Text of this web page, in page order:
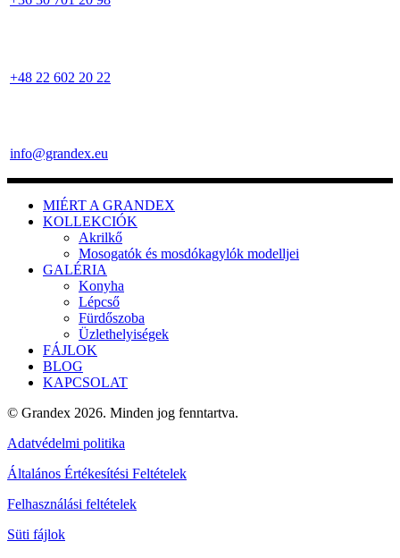
+48 22 602 20 22
info@grandex.eu
MIÉRT A GRANDEX
KOLLEKCIÓK
Akrilkő
Mosogatók és mosdókagylók modelljei
GALÉRIA
Konyha
Lépcső
Fürdőszoba
Üzlethelyiségek
FÁJLOK
BLOG
KAPCSOLAT
© Grandex 2026. Minden jog fenntartva.
Adatvédelmi politika
Általános Értékesítési Feltételek
Felhasználási feltételek
Süti fájlok